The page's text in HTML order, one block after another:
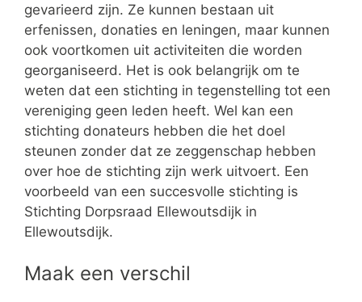
gevarieerd zijn. Ze kunnen bestaan uit
erfenissen, donaties en leningen, maar kunnen
ook voortkomen uit activiteiten die worden
georganiseerd. Het is ook belangrijk om te
weten dat een stichting in tegenstelling tot een
vereniging geen leden heeft. Wel kan een
stichting donateurs hebben die het doel
steunen zonder dat ze zeggenschap hebben
over hoe de stichting zijn werk uitvoert. Een
voorbeeld van een succesvolle stichting is
Stichting Dorpsraad Ellewoutsdijk in
Ellewoutsdijk.
Maak een verschil